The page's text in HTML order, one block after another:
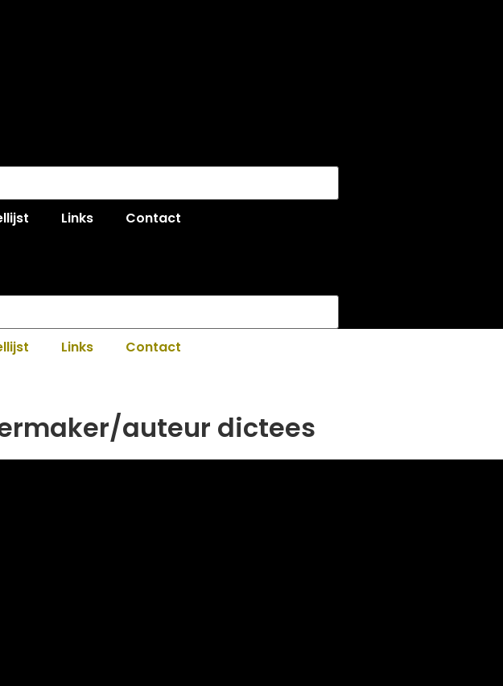
Links Contact
Links Contact
auteur dictees